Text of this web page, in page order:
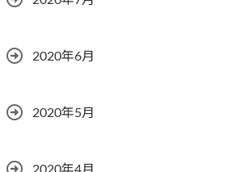
2020年6月
2020年5月
2020年4月